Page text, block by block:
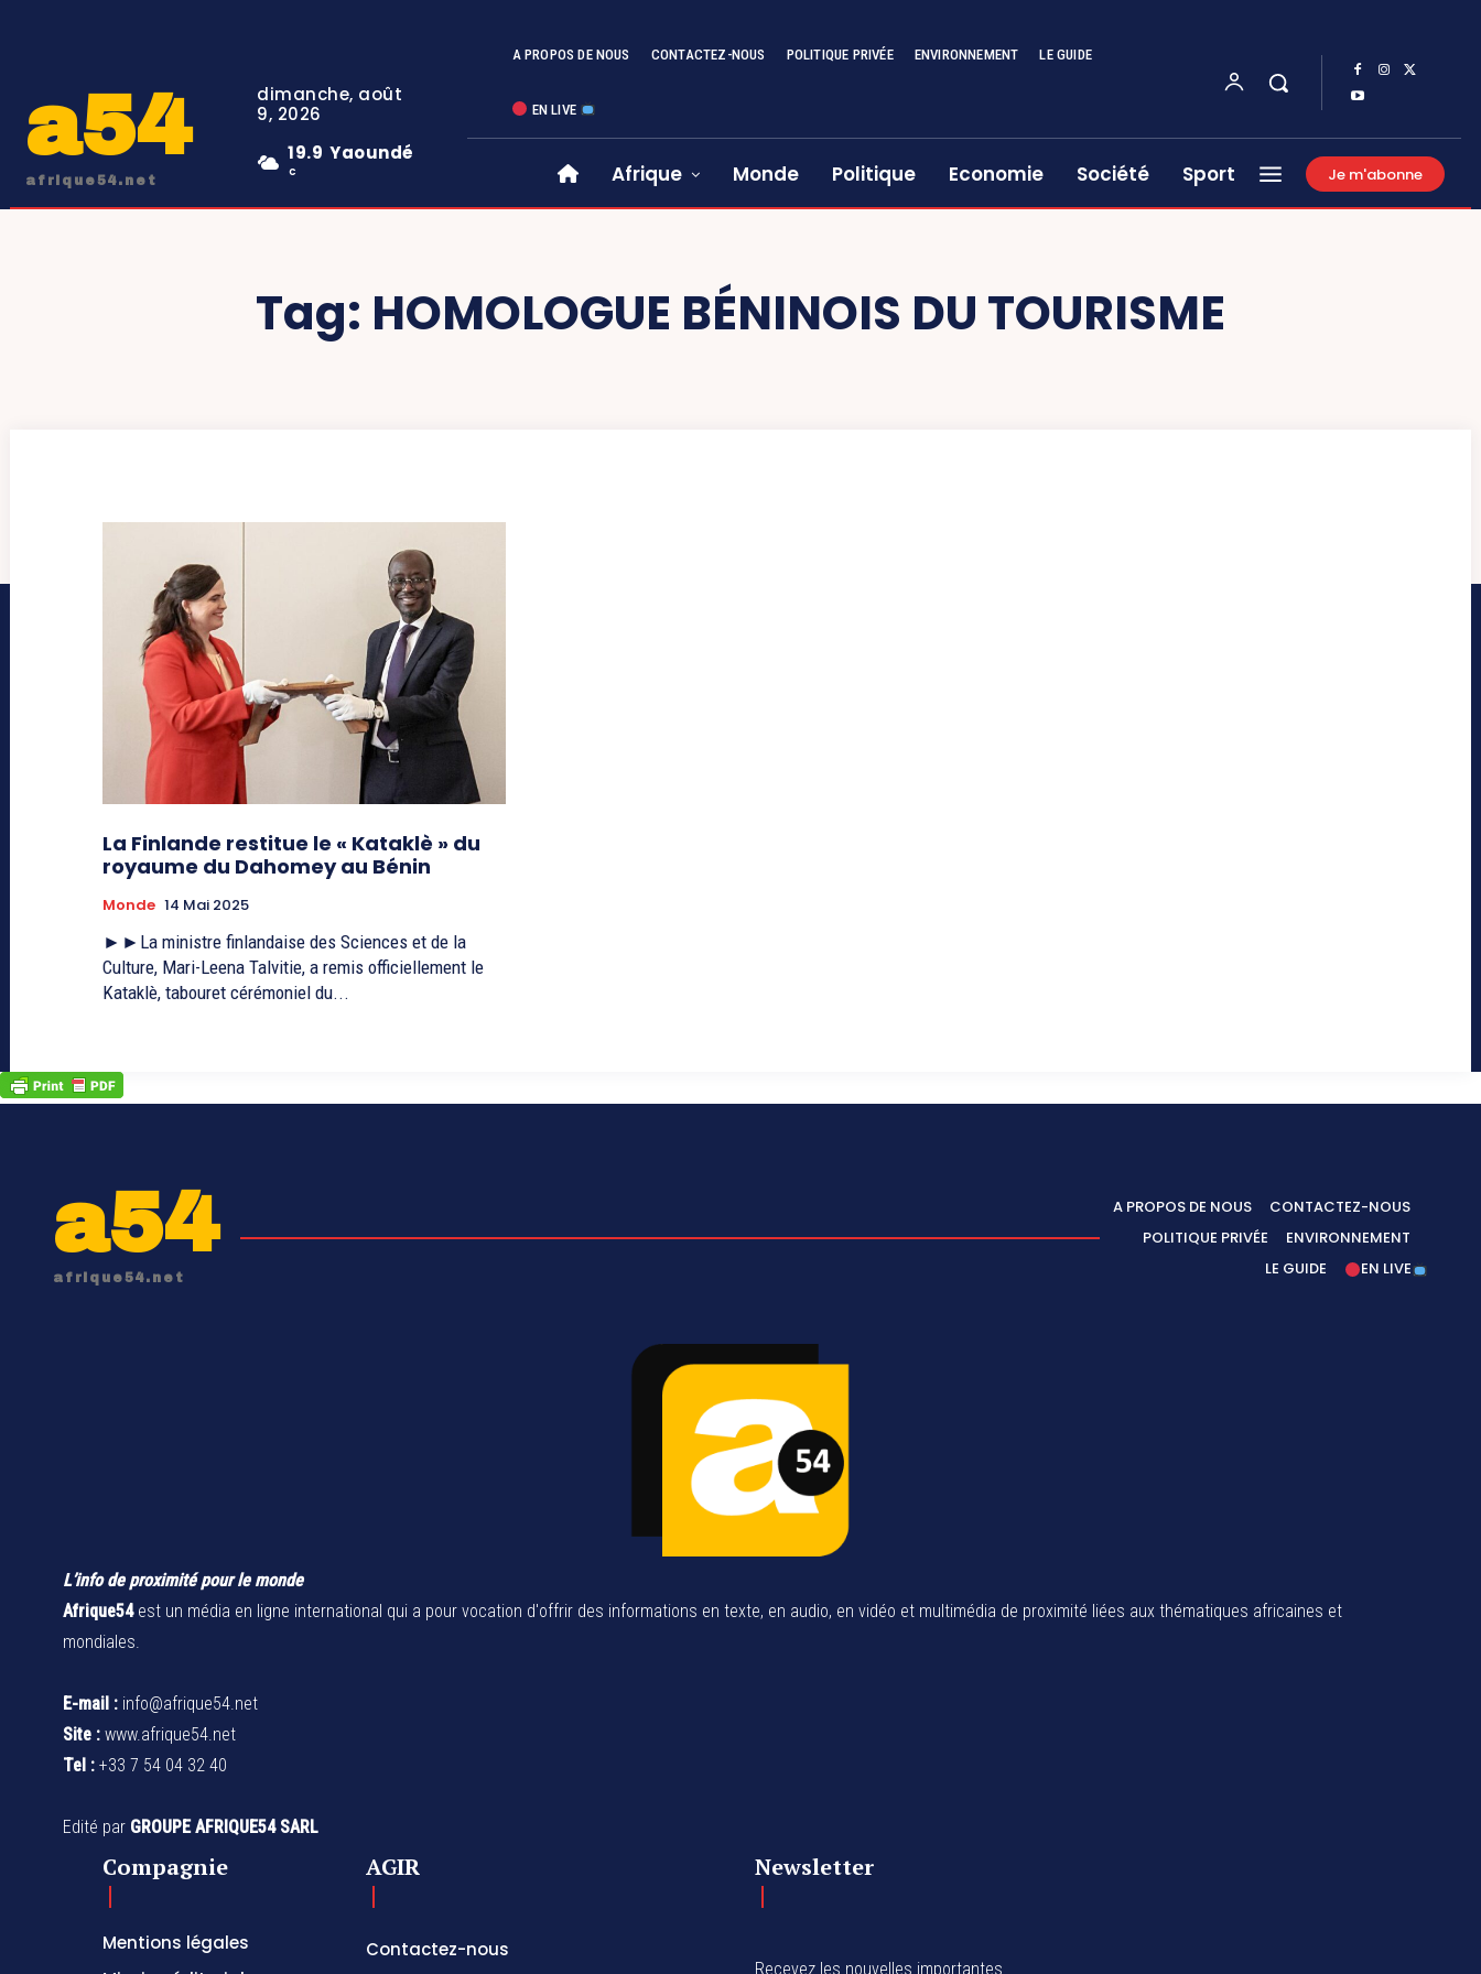
a54
afrique54.net
dimanche, août
9, 2026
19.9
C
Yaoundé
A PROPOS DE NOUS CONTACTEZ-NOUS POLITIQUE PRIVÉE ENVIRONNEMENT LE GUIDE
EN LIVE
Afrique Monde Politique Economie Société Sport Je m'abonne
Tag: HOMOLOGUE BÉNINOIS DU TOURISME
La Finlande restitue le « Kataklè » du
royaume du Dahomey au Bénin
Monde 14 Mai 2025
►►La ministre finlandaise des Sciences et de la
Culture, Mari-Leena Talvitie, a remis officiellement le
Kataklè, tabouret cérémoniel du...
a54
afrique54.net
A PROPOS DE NOUS
CONTACTEZ-NOUS
POLITIQUE PRIVÉE
ENVIRONNEMENT
LE GUIDE
EN LIVE
L’info de proximité pour le monde
Afrique54est un média en ligne international qui a pour vocation d'offrir des informations en texte, en audio, en vidéo et multimédia de proximité liées aux thématiques africaines et
mondiales.
E-mail : info@afrique54.net
Site : www.afrique54.net
Tel : +33 7 54 04 32 40
Edité par GROUPE AFRIQUE54 SARL
Compagnie
Mentions légales
AGIR
Contactez-nous
Newsletter
Recevez les nouvelles importantes